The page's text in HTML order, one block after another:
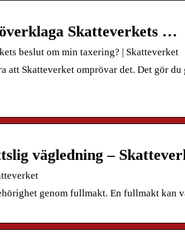
Skatteverkets …
beslut om min taxering? | Skatteverket
att Skatteverket omprövar det. Det gör
vägledning –
genom fullmakt. En fullmakt